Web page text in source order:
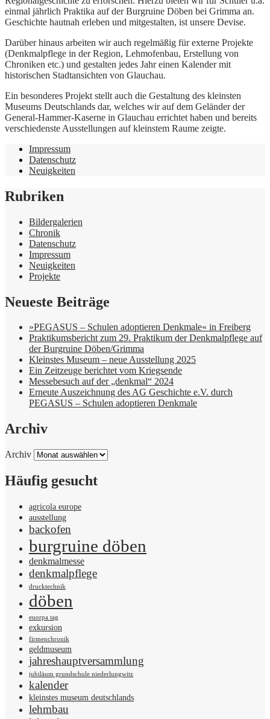
einmal jährlich Praktika auf der Burgruine Döben bei Grimma an.
Geschichte hautnah erleben und mitgestalten, ist unsere Devise.
Darüber hinaus arbeiten wir auch regelmäßig für externe Projekte
(Denkmalpflege in der Region, Lehmofenbau, Erstellung von
Chroniken etc.) und gestalten jedes Jahr einen Kalender mit
historischen Stadtansichten von Glauchau.
Ein besonderes Projekt stellt auch die Gestaltung des kleinsten
Museums Deutschlands dar, welches wir auf dem Geländer der
General-Hammer-Kaserne in Glauchau errichtet haben und bereits
verschiedenste Ausstellungen auf kleinstem Raume zeigte.
Impressum
Datenschutz
Neuigkeiten
Rubriken
Bildergalerien
Chronik
Datenschutz
Impressum
Neuigkeiten
Projekte
Neueste Beiträge
»PEGASUS – Schulen adoptieren Denkmale« in Freiberg
Praktikumsbericht zum 29. Praktikum der Denkmalpflege auf
der Burgruine Döben/Grimma
Kleinstes Museum – neue Ausstellung 2025
Ein Zeitzeuge berichtet vom Kriegsende
Messebesuch auf der „denkmal“ 2024
Erneute Auszeichnung des AG Geschichte e.V. durch
PEGASUS – Schulen adoptieren Denkmale
Archiv
Archiv
Häufig gesucht
agricola europe
ausstellung
backofen
burgruine döben
denkmalmesse
denkmalpflege
drucktechnik
döben
euorpa tag
exkursion
firmenchronik
geldmuseum
jahreshauptversammlung
jubiläum grundschule niederlungwitz
kalender
kleinstes museum deutschlands
lehmbau